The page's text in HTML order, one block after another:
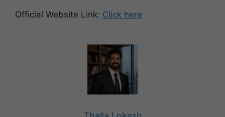
Official Website Link: Click here